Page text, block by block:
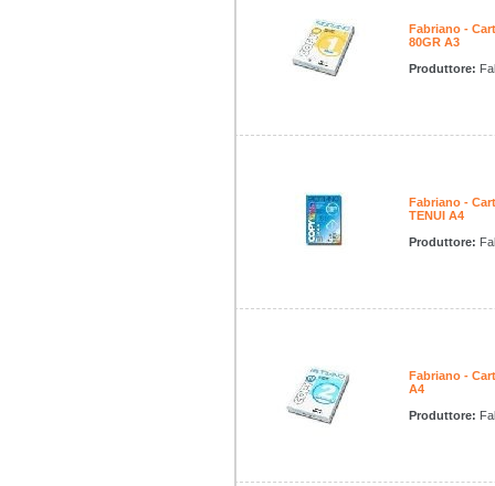
Fabriano -
80GR A3
Produttore:
Fabriano -
TENUI A4
Produttore:
Fabriano -
A4
Produttore: